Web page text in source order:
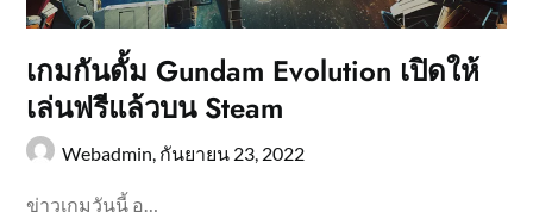
เกมกันดั้ม Gundam Evolution เปิดให้
เล่นฟรีแล้วบน Steam
Webadmin, กันยายน 23, 2022
ข่าวเกมวันนี้ อ…